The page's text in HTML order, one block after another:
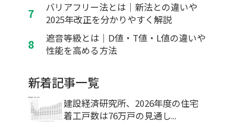
バリアフリー法とは｜新法との違いや
2025年改正を分かりやすく解説
遮音等級とは｜D値・T値・L値の違いや
性能を高める方法
新着記事一覧
建設経済研究所、2026年度の住宅
着工戸数は76万戸の見通し...